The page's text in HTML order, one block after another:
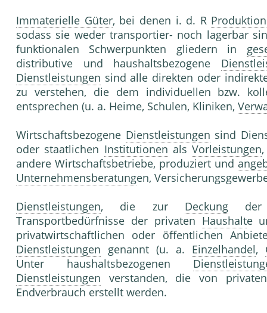
Immaterielle Güter, bei denen i. d. R Produktion
sodass sie weder transportier- noch lagerbar
funktionalen Schwerpunkten gliedern in
distributive und haushaltsbezogene
Dienstleistungen sind alle direkten oder
zu verstehen, die dem individuellen bzw.
entsprechen (u. a. Heime, Schulen, Kliniken,
Wirtschaftsbezogene Dienstleistungen sind
oder staatlichen Institutionen alsVorleistungen
andere Wirtschaftsbetriebe, produziert und
Unternehmensberatungen,
Dienstleistungen, die zur Deckungder
Transportbedürfnisse der privaten Haushalte
privatwirtschaftlichen oder öffentlichen
Dienstleistungen genannt (u. a. Einzelhandel,
Unter haushaltsbezogenen
Dienstleistungen verstanden, die von
Endverbrauch erstellt werden.